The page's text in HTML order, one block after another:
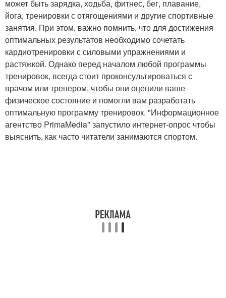
может быть зарядка, ходьба, фитнес, бег, плавание,
йога, тренировки с отягощениями и другие спортивные
занятия. При этом, важно помнить, что для достижения
оптимальных результатов необходимо сочетать
кардиотренировки с силовыми упражнениями и
растяжкой. Однако перед началом любой программы
тренировок, всегда стоит проконсультироваться с
врачом или тренером, чтобы они оценили ваше
физическое состояние и помогли вам разработать
оптимальную программу тренировок. "Информационное
агентство PrimaMedia" запустило интернет-опрос чтобы
выяснить, как часто читатели занимаются спортом.